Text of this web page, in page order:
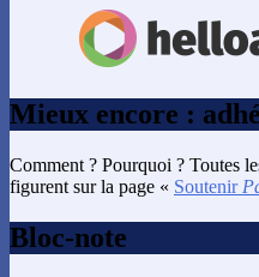
Mieux encore :
Comment ? Pourquoi ? Toutes
figurent sur la page « Soutenir
Bloc-note